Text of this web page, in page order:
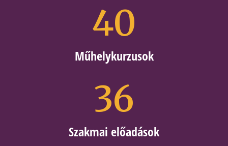
40
Műhelykurzusok
36
Szakmai előadások